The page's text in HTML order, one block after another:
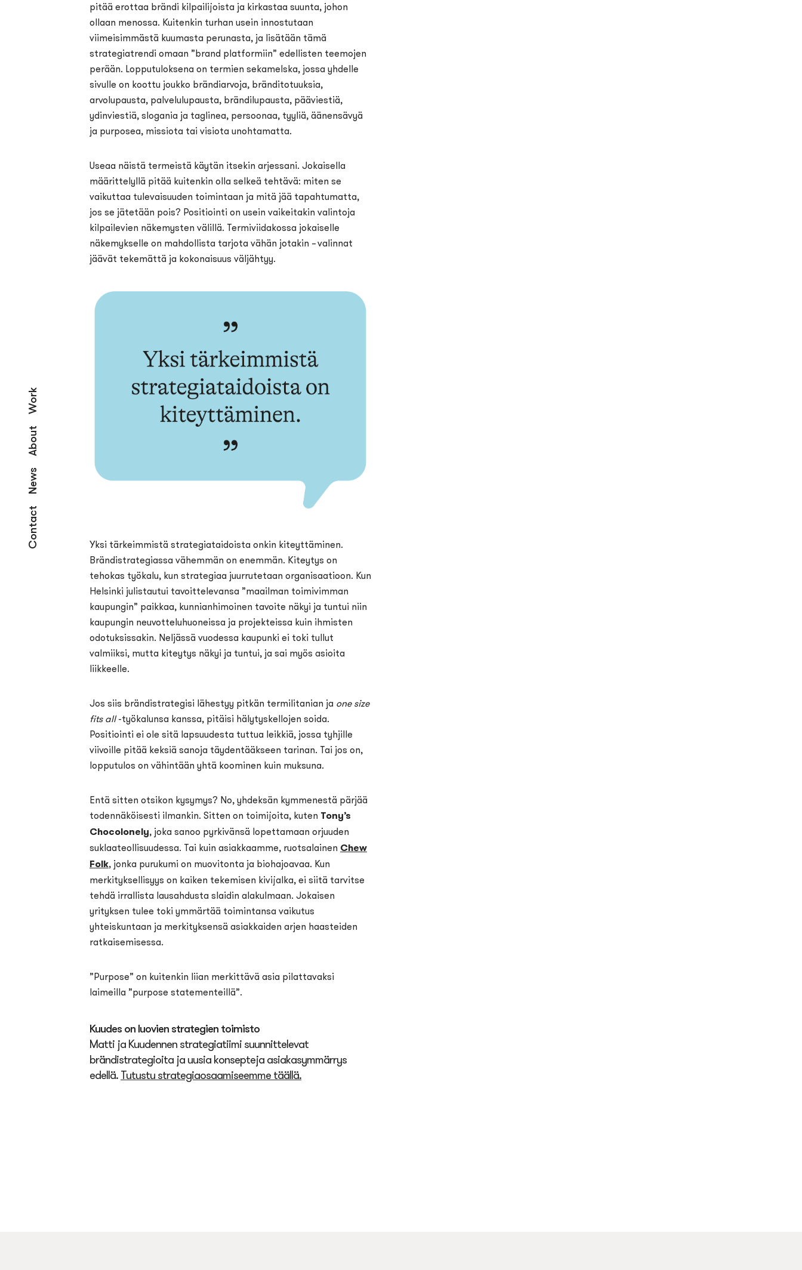
Contact
News
About
Work
pitää erottaa brändi kilpailijoista ja kirkastaa suunta, johon
ollaan menossa. Kuitenkin turhan usein innostutaan
viimeisimmästä kuumasta perunasta, ja lisätään tämä
strategiatrendi omaan ”brand platformiin” edellisten teemojen
perään. Lopputuloksena on termien sekamelska, jossa yhdelle
sivulle on koottu joukko brändiarvoja, bränditotuuksia,
arvolupausta, palvelulupausta, brändilupausta, pääviestiä,
ydinviestiä, slogania ja taglinea, persoonaa, tyyliä, äänensävyä
ja purposea, missiota tai visiota unohtamatta.
Useaa näistä termeistä käytän itsekin arjessani. Jokaisella
määrittelyllä pitää kuitenkin olla selkeä tehtävä: miten se
vaikuttaa tulevaisuuden toimintaan ja mitä jää tapahtumatta,
jos se jätetään pois? Positiointi on usein vaikeitakin valintoja
kilpailevien näkemysten välillä. Termiviidakossa jokaiselle
näkemykselle on mahdollista tarjota vähän jotakin – valinnat
jäävät tekemättä ja kokonaisuus väljähtyy.
Yksi tärkeimmistä strategiataidoista onkin kiteyttäminen.
Brändistrategiassa vähemmän on enemmän. Kiteytys on
tehokas työkalu, kun strategiaa juurrutetaan organisaatioon. Kun
Helsinki julistautui tavoittelevansa ”maailman toimivimman
kaupungin” paikkaa, kunnianhimoinen tavoite näkyi ja tuntui niin
kaupungin neuvotteluhuoneissa ja projekteissa kuin ihmisten
odotuksissakin. Neljässä vuodessa kaupunki ei toki tullut
valmiiksi, mutta kiteytys näkyi ja tuntui, ja sai myös asioita
liikkeelle.
Jos siis brändistrategisi lähestyy pitkän termilitanian ja one size
fits all-työkalunsa kanssa, pitäisi hälytyskellojen soida.
Positiointi ei ole sitä lapsuudesta tuttua leikkiä, jossa tyhjille
viivoille pitää keksiä sanoja täydentääkseen tarinan. Tai jos on,
lopputulos on vähintään yhtä koominen kuin muksuna.
Entä sitten otsikon kysymys? No, yhdeksän kymmenestä pärjää
todennäköisesti ilmankin. Sitten on toimijoita, kuten Tony’s
Chocolonely, joka sanoo pyrkivänsä lopettamaan orjuuden
suklaateollisuudessa. Tai kuin asiakkaamme, ruotsalainen Chew
Folk, jonka purukumi on muovitonta ja biohajoavaa. Kun
merkityksellisyys on kaiken tekemisen kivijalka, ei siitä tarvitse
tehdä irrallista lausahdusta slaidin alakulmaan. Jokaisen
yrityksen tulee toki ymmärtää toimintansa vaikutus
yhteiskuntaan ja merkityksensä asiakkaiden arjen haasteiden
ratkaisemisessa.
”Purpose” on kuitenkin liian merkittävä asia pilattavaksi
laimeilla ”purpose statementeillä”.
Kuudes on luovien strategien toimisto
Matti ja Kuudennen strategiatiimi suunnittelevat
brändistrategioita ja uusia konsepteja asiakasymmärrys
edellä. Tutustu strategiaosaamiseemme täällä.